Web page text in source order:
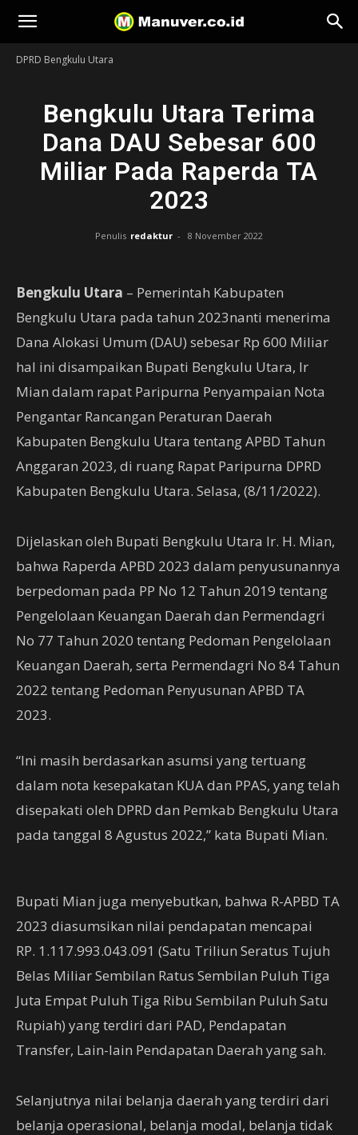
Manuver
DPRD Bengkulu Utara
Bengkulu Utara Terima
Dana DAU Sebesar 600
Miliar Pada Raperda TA
2023
Penulis redaktur - 8 November 2022
Bengkulu Utara – Pemerintah Kabupaten
Bengkulu Utara pada tahun 2023nanti menerima
Dana Alokasi Umum (DAU) sebesar Rp 600 Miliar
hal ini disampaikan Bupati Bengkulu Utara, Ir
Mian dalam rapat Paripurna Penyampaian Nota
Pengantar Rancangan Peraturan Daerah
Kabupaten Bengkulu Utara tentang APBD Tahun
Anggaran 2023, di ruang Rapat Paripurna DPRD
Kabupaten Bengkulu Utara. Selasa, (8/11/2022).
Dijelaskan oleh Bupati Bengkulu Utara Ir. H. Mian,
bahwa Raperda APBD 2023 dalam penyusunannya
berpedoman pada PP No 12 Tahun 2019 tentang
Pengelolaan Keuangan Daerah dan Permendagri
No 77 Tahun 2020 tentang Pedoman Pengelolaan
Keuangan Daerah, serta Permendagri No 84 Tahun
2022 tentang Pedoman Penyusunan APBD TA
2023.
“Ini masih berdasarkan asumsi yang tertuang
dalam nota kesepakatan KUA dan PPAS, yang telah
disepakati oleh DPRD dan Pemkab Bengkulu Utara
pada tanggal 8 Agustus 2022,” kata Bupati Mian.
Bupati Mian juga menyebutkan, bahwa R-APBD TA
2023 diasumsikan nilai pendapatan mencapai
RP. 1.117.993.043.091 (Satu Triliun Seratus Tujuh
Belas Miliar Sembilan Ratus Sembilan Puluh Tiga
Juta Empat Puluh Tiga Ribu Sembilan Puluh Satu
Rupiah) yang terdiri dari PAD, Pendapatan
Transfer, Lain-lain Pendapatan Daerah yang sah.
Selanjutnya nilai belanja daerah yang terdiri dari
belanja operasional, belanja modal, belanja tidak